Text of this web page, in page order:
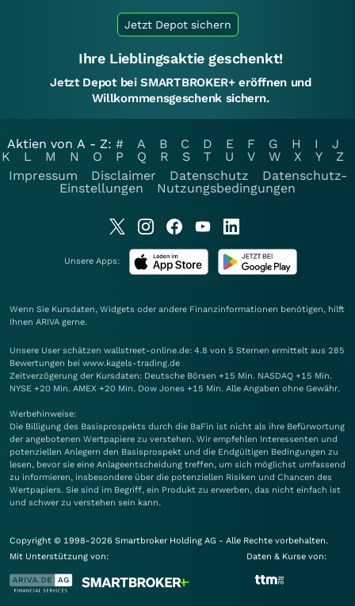
Jetzt Depot sichern
Ihre Lieblingsaktie geschenkt!
Jetzt Depot bei SMARTBROKER+ eröffnen und
Willkommensgeschenk sichern.
Aktien von A - Z: # A B C D E F G H I
J
K
L M N O P Q R S T U V W X Y
Z
Impressum
Disclaimer Datenschutz
Datenschutz-
Einstellungen
Nutzungsbedingungen
Unsere Apps:
Wenn Sie Kursdaten, Widgets oder andere Finanzinformationen benötigen, hilft
Ihnen ARIVA gerne.
Unsere User schätzen wallstreet-online.de: 4.8 von 5 Sternen ermittelt aus 285
Bewertungen bei www.kagels-trading.de
Zeitverzögerung der Kursdaten: Deutsche Börsen +15 Min. NASDAQ +15 Min.
NYSE +20 Min. AMEX +20 Min. Dow Jones +15 Min. Alle Angaben ohne Gewähr.
Werbehinweise:
Die Billigung des Basisprospekts durch die BaFin ist nicht als ihre Befürwortung
der angebotenen Wertpapiere zu verstehen. Wir empfehlen Interessenten und
potenziellen Anlegern den Basisprospekt und die Endgültigen Bedingungen zu
lesen, bevor sie eine Anlageentscheidung treffen, um sich möglichst umfassend
zu informieren, insbesondere über die potenziellen Risiken und Chancen des
Wertpapiers. Sie sind im Begriff, ein Produkt zu erwerben, das nicht einfach ist
und schwer zu verstehen sein kann.
Copyright © 1998-2026 Smartbroker Holding AG - Alle Rechte vorbehalten.
Mit Unterstützung von:
Daten & Kurse von: